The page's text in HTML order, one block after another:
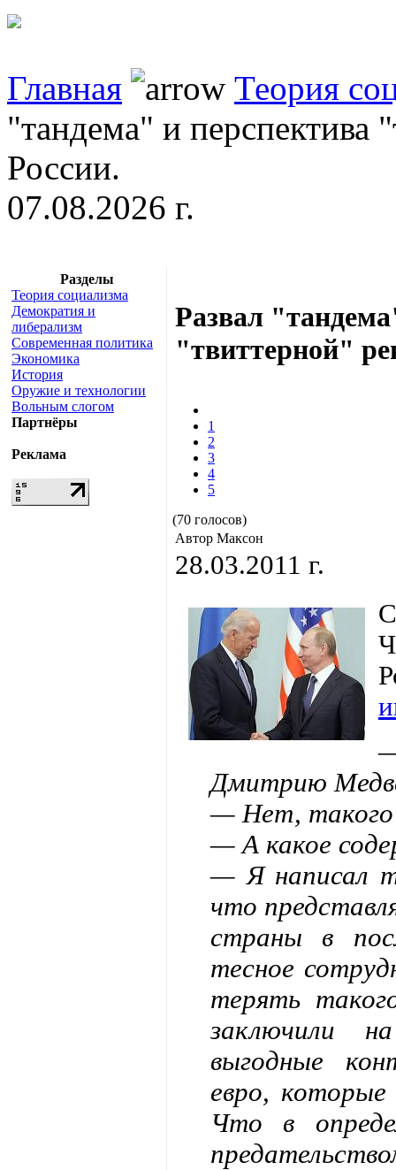
Главная
Теория
"тандема" и перспектива
России.
07.08.2026 г.
Разделы
Теория социализма
Демократия и
либерализм
Современная политика
Экономика
История
Оружие и технологии
Вольным слогом
Партнёры
Реклама
Развал
"твиттерной"
1
2
3
4
5
(70 голосов)
Автор Максон
28.03.2011 г.
Дмитрию
— Нет, такого
— А какое
— Я написал
что
страны в
тесное
терять
заключили
выгодные
евро,
Что в